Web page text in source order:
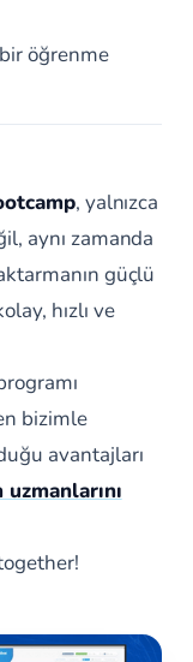
öğrenme
, yalnızca
aynı zamanda
güçlü
hızlı ve
bizimle
avantajları